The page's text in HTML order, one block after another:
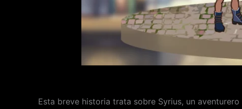
Esta breve historia trata sobre Syrius, un